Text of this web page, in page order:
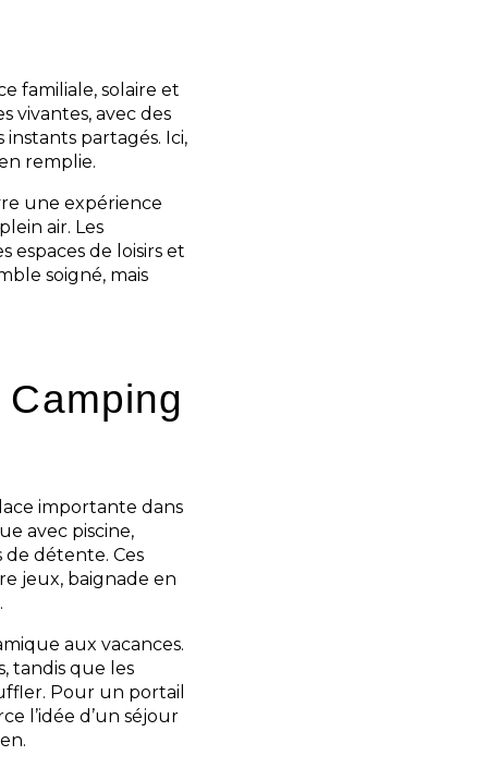
familiale, solaire et
vivantes, avec des
instants partagés. Ici,
remplie.
une expérience
air. Les
espaces de loisirs et
soigné, mais
Camping
importante dans
avec piscine,
détente. Ces
jeux, baignade en
aux vacances.
tandis que les
Pour un portail
l’idée d’un séjour